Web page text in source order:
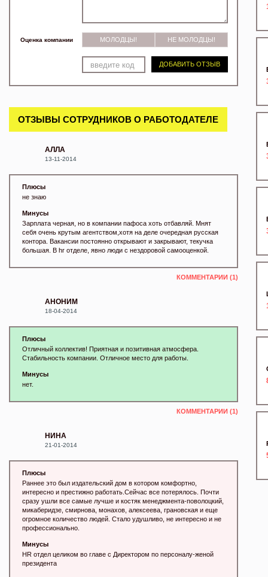
Оценка компании МОЛОДЦЫ! НЕ МОЛОДЦЫ!
ДОБАВИТЬ ОТЗЫВ
ОТЗЫВЫ СОТРУДНИКОВ О РАБОТОДАТЕЛЕ
АЛЛА
13-11-2014
Плюсы
не знаю
Минусы
Зарплата черная, но в компании пафоса хоть отбавляй. Мнят
себя очень крутым агентством,хотя на деле очередная русская
контора. Вакансии постоянно открывают и закрывают, текучка
большая. В hr отделе, явно люди с нездоровой самооценкой.
КОММЕНТАРИИ (1)
АНОНИМ
18-04-2014
Плюсы
Отличный коллектив! Приятная и позитивная атмосфера.
Стабильность компании. Отличное место для работы.
Минусы
нет.
КОММЕНТАРИИ (1)
НИНА
21-01-2014
Плюсы
Раннее это был издательский дом в котором комфортно,
интересно и престижно работать.Сейчас все потерялось. Почти
сразу ушли все самые лучше и костяк менеджмента-поволоцкий,
микаберидзе, cмирнова, монахов, алексеева, грановская и еще
огромное количество людей. Cтало удушливо, не интересно и не
профессионально.
Минусы
HR отдел целиком во главе с Директором по персоналу-женой
президента